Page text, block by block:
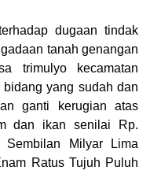
dugaan tindak
tanah genangan
trimulyo kecamatan
yang sudah dan
ganti kerugian atas
dan ikan senilai Rp.
Sembilan Milyar Lima
Ratus Tujuh Puluh